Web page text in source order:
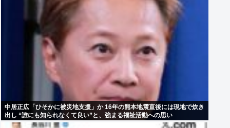
中居正広「ひそかに被災地支援」か 16年の熊本地震直後には現地で炊き
出し “誰にも知られなくて良い”と、強まる福祉活動への思い